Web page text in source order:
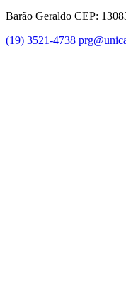
Barão Geraldo CEP:
(19) 3521-4738